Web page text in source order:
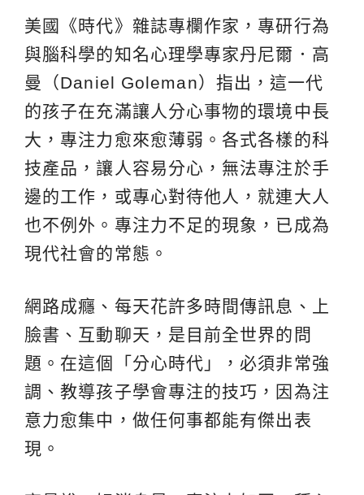
美國《時代》雜誌專欄作家，專研行為
與腦科學的知名心理學專家丹尼爾．高
曼（Daniel Goleman）指出，這一代
的孩子在充滿讓人分心事物的環境中長
大，專注力愈來愈薄弱。各式各樣的科
技產品，讓人容易分心，無法專注於手
邊的工作，或專心對待他人，就連大人
也不例外。專注力不足的現象，已成為
現代社會的常態。
網路成癮、每天花許多時間傳訊息、上
臉書、互動聊天，是目前全世界的問
題。在這個「分心時代」，必須非常強
調、教導孩子學會專注的技巧，因為注
意力愈集中，做任何事都能有傑出表
現。